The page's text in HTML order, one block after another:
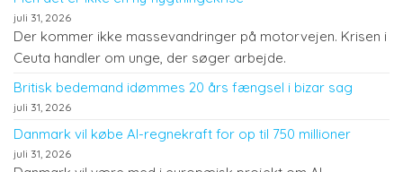
juli 31, 2026
Der kommer ikke massevandringer på motorvejen. Krisen i
Ceuta handler om unge, der søger arbejde.
Britisk bedemand idømmes 20 års fængsel i bizar sag
juli 31, 2026
Danmark vil købe AI-regnekraft for op til 750 millioner
juli 31, 2026